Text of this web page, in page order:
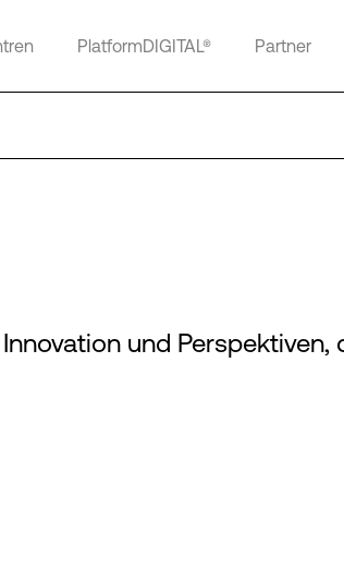
PlatformDIGITAL® Partner
und Perspektiven,